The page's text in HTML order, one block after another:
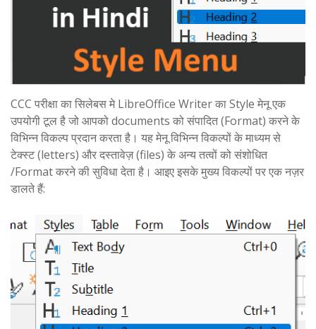
CCC परीक्षा का सिलेबस मे LibreOffice Writer का Style मेनू एक
उपयोगी टूल है जो आपको documents को संपादित (Format) करने के
विभिन्न विकल्प प्रदान करता है। यह मेनू विभिन्न विकल्पों के माध्यम से
टेक्स्ट (letters) और दस्तावेज़ (files) के अन्य तत्वों को संशोधित
/Format करने की सुविधा देता है। आइए इसके मुख्य विकल्पों पर एक नज़र
डालते हैं: